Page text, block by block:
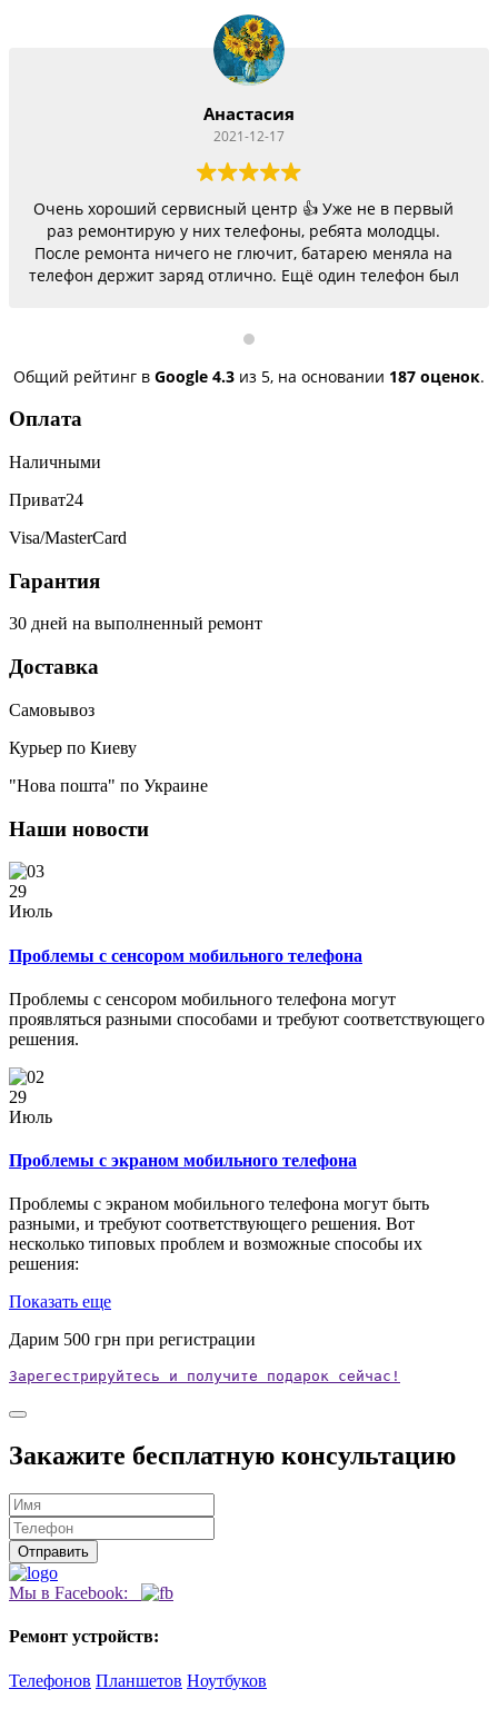
Анастасия
2021-12-17
Очень хороший сервисный центр 👍 Уже не в первый
раз ремонтирую у них телефоны, ребята молодцы.
После ремонта ничего не глючит, батарею меняла на
телефон держит заряд отлично. Ещё один телефон был
сегодня получила телефон, всё исправили, заряд
Общий рейтинг в Google 4.3 из 5, на основании 187 оценок.
Оплата
Наличными
Приват24
Visa/MasterCard
Гарантия
30 дней на выполненный ремонт
Доставка
Самовывоз
Курьер по Киеву
"Нова пошта" по Украине
Наши новости
29
Июль
Проблемы с сенсором мобильного телефона
Проблемы с сенсором мобильного телефона могут
проявляться разными способами и требуют соответствующего
решения.
29
Июль
Проблемы с экраном мобильного телефона
Проблемы с экраном мобильного телефона могут быть
разными, и требуют соответствующего решения. Вот
несколько типовых проблем и возможные способы их
решения:
Показать еще
Дарим 500 грн при регистрации
Зарегестрируйтесь и получите подарок сейчас!
Закажите бесплатную консультацию
Мы в Facebook:
Ремонт устройств:
Телефонов Планшетов Ноутбуков